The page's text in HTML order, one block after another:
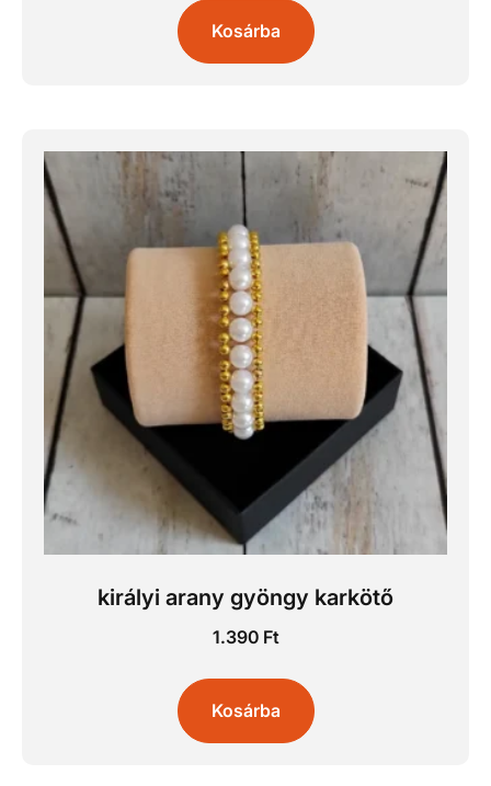
Kosárba
királyi arany gyöngy karkötő
1.390 Ft
Kosárba